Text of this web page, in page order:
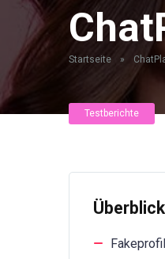
Startseite »
Testberichte
Überblick